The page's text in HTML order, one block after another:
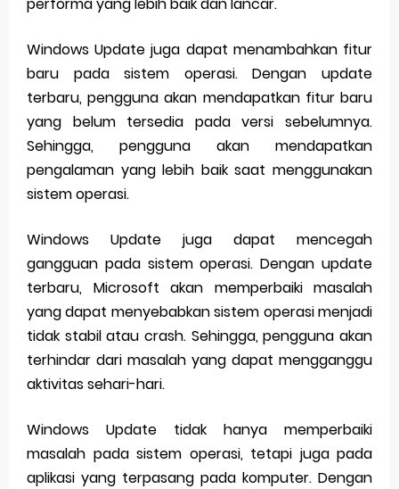
Windows Update juga dapat menambahkan fitur
baru pada sistem operasi. Dengan update
terbaru, pengguna akan mendapatkan fitur baru
yang belum tersedia pada versi sebelumnya.
Sehingga, pengguna akan mendapatkan
pengalaman yang lebih baik saat menggunakan
sistem operasi.
Windows Update juga dapat mencegah
gangguan pada sistem operasi. Dengan update
terbaru, Microsoft akan memperbaiki masalah
yang dapat menyebabkan sistem operasi menjadi
tidak stabil atau crash. Sehingga, pengguna akan
terhindar dari masalah yang dapat mengganggu
aktivitas sehari-hari.
Windows Update tidak hanya memperbaiki
masalah pada sistem operasi, tetapi juga pada
aplikasi yang terpasang pada komputer. Dengan